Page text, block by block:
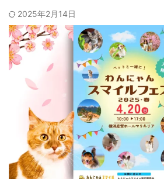
2025年2月14日